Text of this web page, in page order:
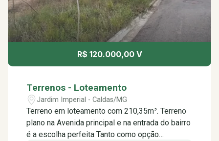
R$ 120.000,00 V
Terrenos - Loteamento
Jardim Imperial - Caldas/MG
Terreno em loteamento com 210,35m². Terreno
plano na Avenida principal e na entrada do bairro
é a escolha perfeita Tanto como opção